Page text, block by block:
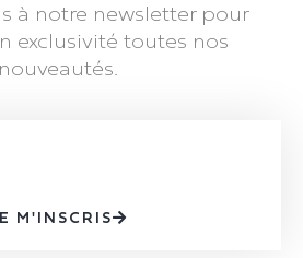
à notre newsletter pour
exclusivité toutes nos
nouveautés.
M'INSCRIS